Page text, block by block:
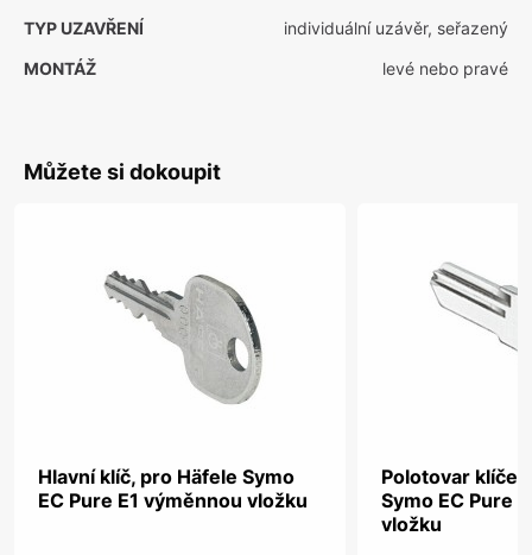
TYP UZAVŘENÍ
individuální uzávěr, seřazený
MONTÁŽ
levé nebo pravé
Můžete si dokoupit
Hlavní klíč, pro Häfele Symo
EC Pure E1 výměnnou vložku
Polotovar klíče,
Symo EC Pure
vložku